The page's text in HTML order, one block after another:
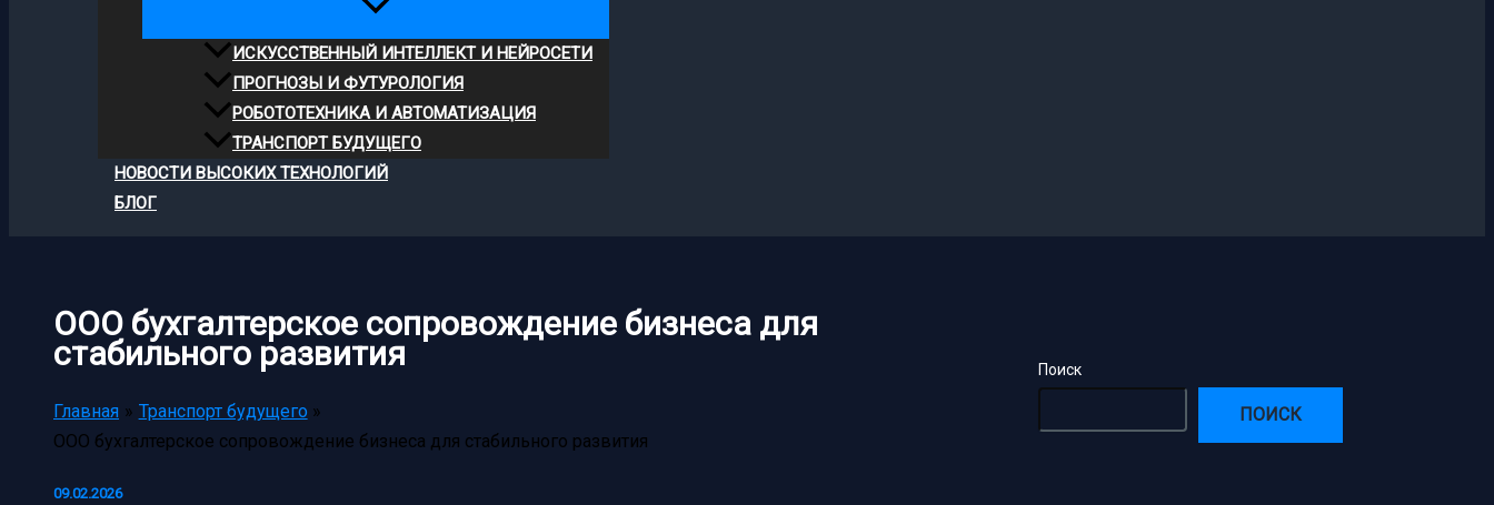
ИСКУССТВЕННЫЙ ИНТЕЛЛЕКТ И НЕЙРОСЕТИ
ПРОГНОЗЫ И ФУТУРОЛОГИЯ
РОБОТОТЕХНИКА И АВТОМАТИЗАЦИЯ
ТРАНСПОРТ БУДУЩЕГО
НОВОСТИ ВЫСОКИХ ТЕХНОЛОГИЙ
БЛОГ
ООО бухгалтерское сопровождение бизнеса для
стабильного развития
Главная
Транспорт будущего
ООО бухгалтерское сопровождение бизнеса для стабильного развития
09.02.2026
Поиск
ПОИСК